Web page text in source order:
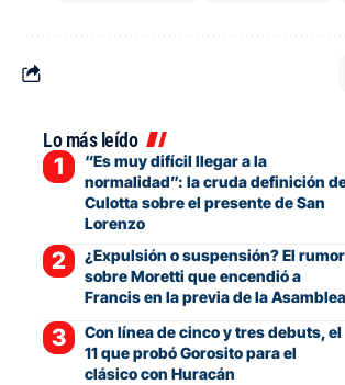
Lo más leído
“Es muy difícil llegar a la
normalidad”: la cruda definición
Culotta sobre el presente de San
Lorenzo
¿Expulsión o suspensión? El rumor
sobre Moretti que encendió a
Francis en la previa de la Asamblea
Con línea de cinco y tres debuts, el
11 que probó Gorosito para el
clásico con Huracán